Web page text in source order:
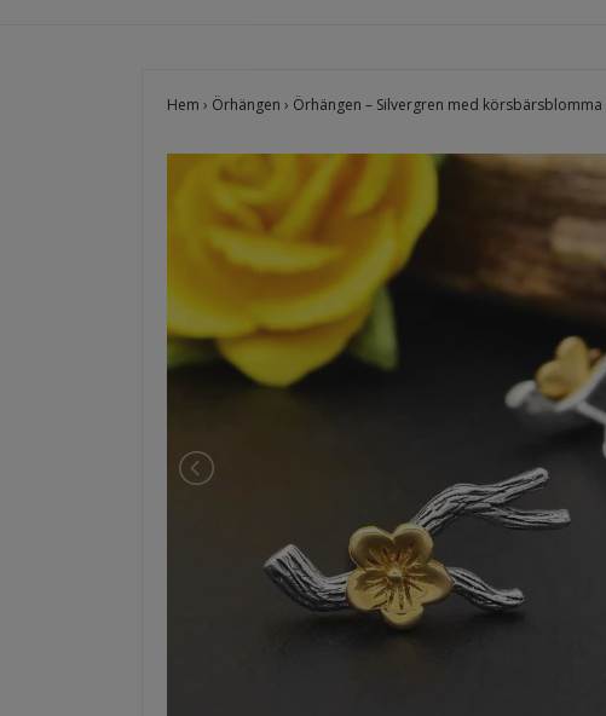
Hem › Örhängen › Örhängen – Silvergren med körsbärsblomma